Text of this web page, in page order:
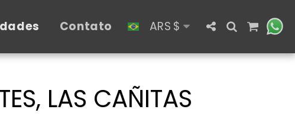
Contato ARS $
LAS CAÑITAS